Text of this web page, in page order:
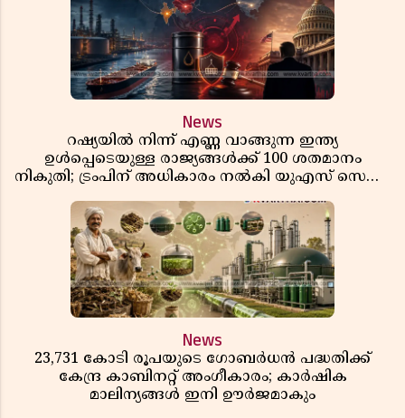
News
റഷ്യയിൽ നിന്ന് എണ്ണ വാങ്ങുന്ന ഇന്ത്യ
ഉൾപ്പെടെയുള്ള രാജ്യങ്ങൾക്ക് 100 ശതമാനം
നികുതി; ട്രംപിന് അധികാരം നൽകി യുഎസ് സെനറ്റ്
News
23,731 കോടി രൂപയുടെ ഗോബർധൻ പദ്ധതിക്ക്
കേന്ദ്ര കാബിനറ്റ് അംഗീകാരം; കാർഷിക
മാലിന്യങ്ങൾ ഇനി ഊർജമാകും